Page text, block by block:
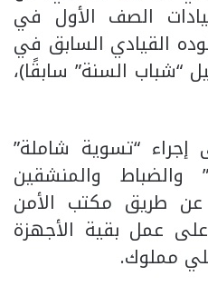
الصف الأول في
القيادي السابق في
“شباب السنة” سابقًا)،
“تسوية شاملة”
والضباط والمنشقين
عن طريق مكتب الأمن
عمل بقية الأجهزة
علي مملوك.